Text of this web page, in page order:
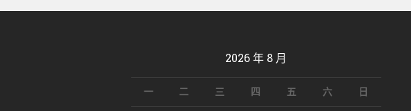
2026 年 8 月
一 二 三 四 五 六 日